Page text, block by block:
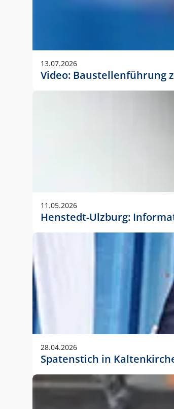
13.07.2026
Video: Baustellenführung
11.05.2026
Henstedt-Ulzburg:
28.04.2026
Spatenstich in